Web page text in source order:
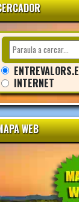
INTERNET
WEB